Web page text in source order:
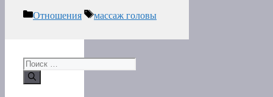
Рубрики
Отношения Метки
массаж головы
Поиск: